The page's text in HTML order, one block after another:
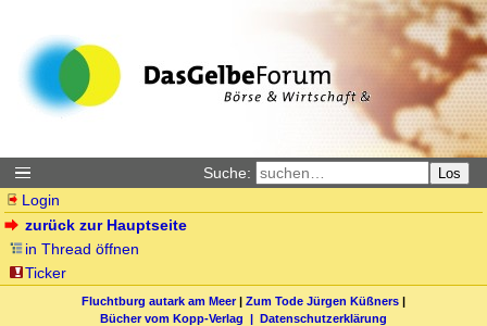
Suche: Los
Login
zurück zur Hauptseite
in Thread öffnen
Ticker
Fluchtburg autark am Meer| Zum Tode Jürgen Küßners |
Bücher vom Kopp-Verlag | Datenschutzerklärung